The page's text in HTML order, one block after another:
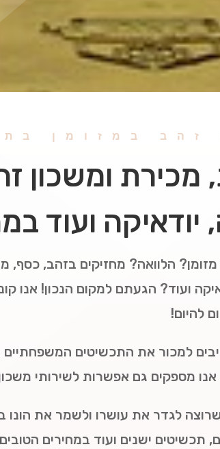
זהב במזומן
מכירת ומשכון
יודאיקה ועוד
הלוואה? מחזיקים בזהב, כסף,
ועוד? הגעתם למקום הנכון! אנו
להיום!
למכור את התכשיטים המשפחתיים
מספקים גם אפשרות לשירותי
לגדר את עושרו ולשמר את
תכשיטים ישנים ועוד במחירים